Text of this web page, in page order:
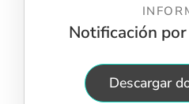
Notificación
Descargar